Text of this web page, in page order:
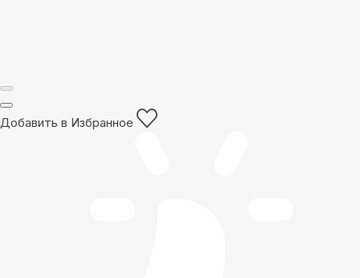
Добавить в Избранное